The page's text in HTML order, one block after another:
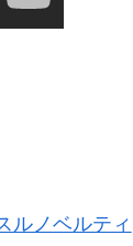
ルノベルティ